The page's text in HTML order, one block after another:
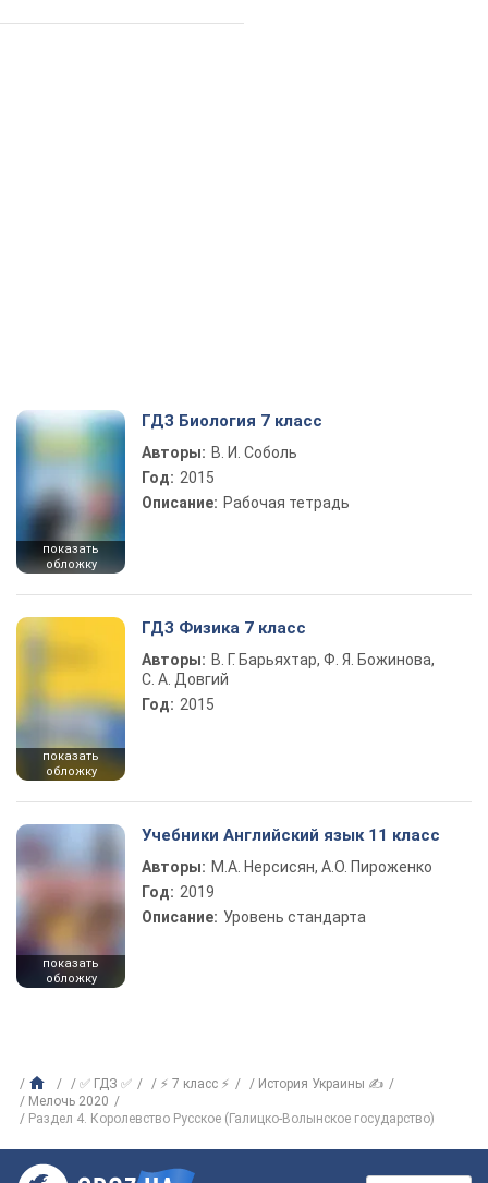
показать
обложку
ГДЗ Биология 7 класс
Авторы: В. И. Соболь
Год: 2015
Описание: Рабочая тетрадь
показать
обложку
ГДЗ Физика 7 класс
Авторы: В. Г. Барьяхтар, Ф. Я. Божинова,
С. А. Довгий
Год: 2015
показать
обложку
Учебники Английский язык 11 класс
Авторы: М.А. Нерсисян, А.О. Пироженко
Год: 2019
Описание: Уровень стандарта
✅ ГДЗ ✅ ⚡ 7 класс ⚡
История Украины ✍
Мелочь 2020
Раздел 4. Королевство Русское (Галицко-Волынское государство)